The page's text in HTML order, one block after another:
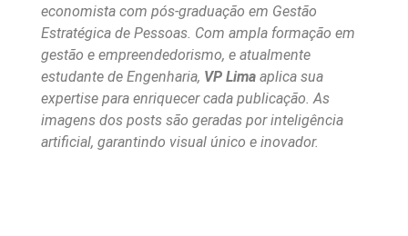
economista com pós-graduação em Gestão
Estratégica de Pessoas. Com ampla formação em
gestão e empreendedorismo, e atualmente
estudante de Engenharia, VP Lima aplica sua
expertise para enriquecer cada publicação. As
imagens dos posts são geradas por inteligência
artificial, garantindo visual único e inovador.